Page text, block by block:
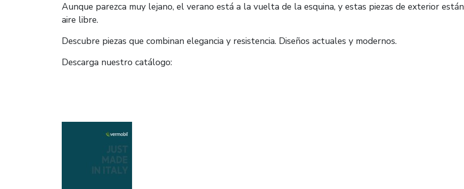
Aunque parezca muy lejano, el verano está a la vuelta de la esquina, y estas piezas de exterior
aire libre.
Descubre piezas que combinan elegancia y resistencia. Diseños actuales y modernos.
Descarga nuestro catálogo: